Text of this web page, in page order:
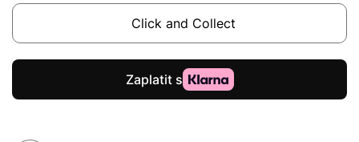
Click and Collect